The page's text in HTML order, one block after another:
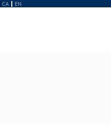
CA EN